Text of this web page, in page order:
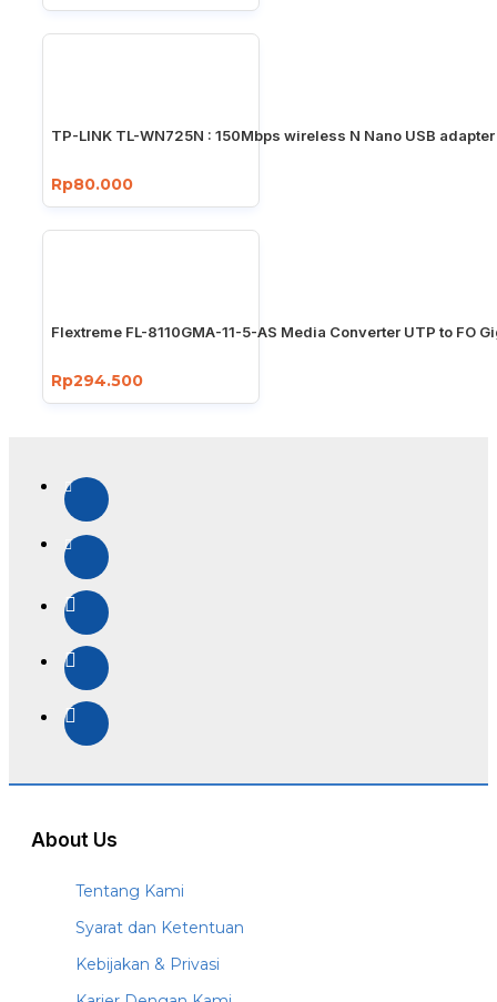
TP-LINK TL-WN725N : 150Mbps wireless N Nano USB adapter
Rp80.000
Flextreme FL-8110GMA-11-5-AS Media Converter UTP to FO
Rp294.500
About Us
Tentang Kami
Syarat dan Ketentuan
Kebijakan & Privasi